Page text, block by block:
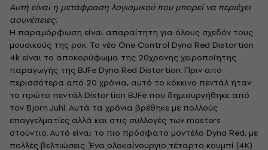
Αυτή είναι η μετάφραση λογισμικού που μπορεί να περιέχει
ασυνέπειες:
Η παραμόρφωση είναι απαραίτητη για όλους σχεδόν τους
μουσικούς της ροκ. Το νέο One Control Dyna Red Distortion
4k είναι το αποκορύφωμα της 20χρονης χειροποίητης
παραγωγής της BJFe Dyna Red Distortion. Πριν από
περισσότερα από 20 χρόνια, αυτό το κόκκινο πεντάλ ήταν
το πρώτο πεντάλ Distortion BJFe που δημιουργήθηκε από
τον Bjorn Juhl. Αυτά τα χρόνια βρέθηκε με πολλούς
επαγγελματίες αλλά και στις συλλογές των masters
στούντιο. Αυτό είναι το πιο πρόσφατο μοντέλο Dyna Red, με
πολλές βελτιώσεις. Ένα ολοκαίνουργιο τέταρτο κουμπί (4K)